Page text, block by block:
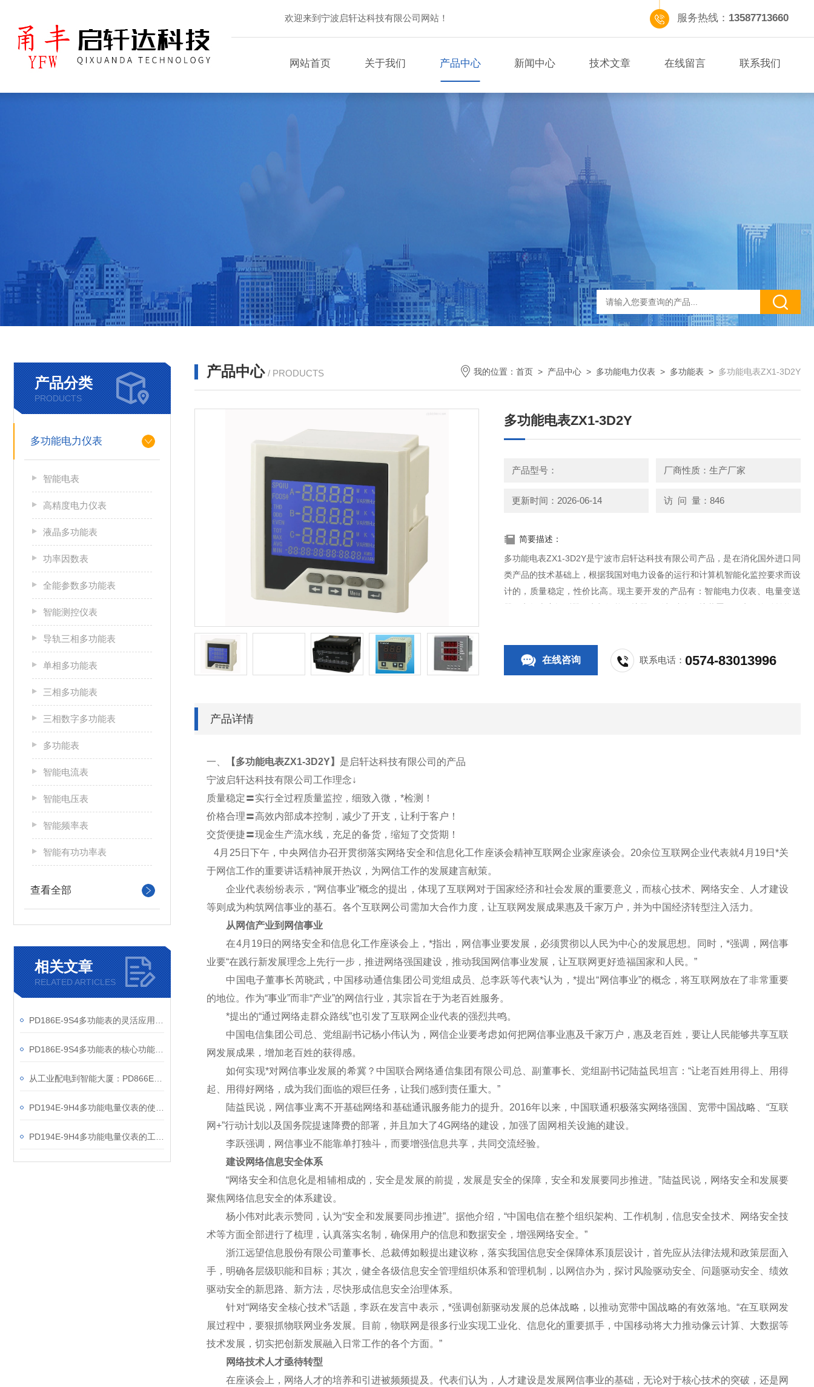
欢迎来到宁波启轩达科技有限公司网站！ 服务热线： 13587713660
网站首页 关于我们 产品中心 新闻中心 技术文章 在线留言 联系我们
产品分类
PRODUCTS
多功能电力仪表
智能电表
高精度电力仪表
液晶多功能表
功率因数表
全能参数多功能表
智能测控仪表
导轨三相多功能表
单相多功能表
三相多功能表
三相数字多功能表
多功能表
智能电流表
智能电压表
智能频率表
智能有功功率表
查看全部
相关文章
RELATED ARTICLES
产品中心 / PRODUCTS 我的位置： 首页 > 产品中心 > 多功能电力仪表 > 多功能表 > 多功能电表ZX1-3D2Y
多功能电表ZX1-3D2Y
产品型号： 厂商性质：生产厂家
更新时间：2026-06-14 访 问 量：846
简要描述：
多功能电表ZX1-3D2Y是宁波市启轩达科技有限公司产品，是在消化国外进口同
类产品的技术基础上，根据我国对电力设备的运行和计算机智能化监控要求而设
计的，质量稳定，性价比高。现主要开发的产品有：智能电力仪表、电量变送
器、电气火灾探测器、电机智能保护器、微机综合保护装置、双电源自动转换开
在线咨询 联系电话：0574-83013996
产品详情
一、 【多功能电表ZX1-3D2Y】 是启轩达科技有限公司的产品
宁波启轩达科技有限公司工作理念↓
质量稳定〓实行全过程质量监控，细致入微，*检测！
价格合理〓高效内部成本控制，减少了开支，让利于客户！
交货便捷〓现金生产流水线，充足的备货，缩短了交货期！
4月25日下午，中央网信办召开贯彻落实网络安全和信息化工作座谈会精神互联网企业家座谈会。20余位互联网企业代表就4月19日*关
于网信工作的重要讲话精神展开热议，为网信工作的发展建言献策。
企业代表纷纷表示，“网信事业”概念的提出，体现了互联网对于国家经济和社会发展的重要意义，而核心技术、网络安全、人才建设
等则成为构筑网信事业的基石。各个互联网公司需加大合作力度，让互联网发展成果惠及千家万户，并为中国经济转型注入活力。
从网信产业到网信事业
在4月19日的网络安全和信息化工作座谈会上，*指出，网信事业要发展，必须贯彻以人民为中心的发展思想。同时，*强调，网信事
业要“在践行新发展理念上先行一步，推进网络强国建设，推动我国网信事业发展，让互联网更好造福国家和人民。”
中国电子董事长芮晓武，中国移动通信集团公司党组成员、总李跃等代表*认为，*提出“网信事业”的概念，将互联网放在了非常重要
的地位。作为“事业”而非“产业”的网信行业，其宗旨在于为老百姓服务。
*提出的“通过网络走群众路线”也引发了互联网企业代表的强烈共鸣。
中国电信集团公司总、党组副书记杨小伟认为，网信企业要考虑如何把网信事业惠及千家万户，惠及老百姓，要让人民能够共享互联
网发展成果，增加老百姓的获得感。
如何实现*对网信事业发展的希冀？中国联合网络通信集团有限公司总、副董事长、党组副书记陆益民坦言：“让老百姓用得上、用得
起、用得好网络，成为我们面临的艰巨任务，让我们感到责任重大。”
陆益民说，网信事业离不开基础网络和基础通讯服务能力的提升。2016年以来，中国联通积极落实网络强国、宽带中国战略、“互联
网+”行动计划以及国务院提速降费的部署，并且加大了4G网络的建设，加强了固网相关设施的建设。
李跃强调，网信事业不能靠单打独斗，而要增强信息共享，共同交流经验。
建设网络信息安全体系
“网络安全和信息化是相辅相成的，安全是发展的前提，发展是安全的保障，安全和发展要同步推进。”陆益民说，网络安全和发展要
聚焦网络信息安全的体系建设。
杨小伟对此表示赞同，认为“安全和发展要同步推进”。据他介绍，“中国电信在整个组织架构、工作机制，信息安全技术、网络安全技
术等方面全部进行了梳理，认真落实名制，确保用户的信息和数据安全，增强网络安全。”
浙江远望信息股份有限公司董事长、总裁傅如毅提出建议称，落实我国信息安全保障体系顶层设计，首先应从法律法规和政策层面入
手，明确各层级职能和目标；其次，健全各级信息安全管理组织体系和管理机制，以网信办为，探讨风险驱动安全、问题驱动安全、绩效
驱动安全的新思路、新方法，尽快形成信息安全治理体系。
针对“网络安全核心技术”话题，李跃在发言中表示，*强调创新驱动发展的总体战略，以推动宽带中国战略的有效落地。“在互联网发
展过程中，要狠抓物联网业务发展。目前，物联网是很多行业实现工业化、信息化的重要抓手，中国移动将大力推动像云计算、大数据等
技术发展，切实把创新发展融入日常工作的各个方面。”
网络技术人才亟待转型
在座谈会上，网络人才的培养和引进被频频提及。代表们认为，人才建设是发展网信事业的基础，无论对于核心技术的突破，还是网